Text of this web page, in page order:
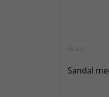
ÅSHILD
Sandal